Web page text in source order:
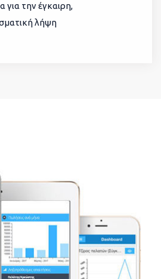
για την έγκαιρη,
λήψη